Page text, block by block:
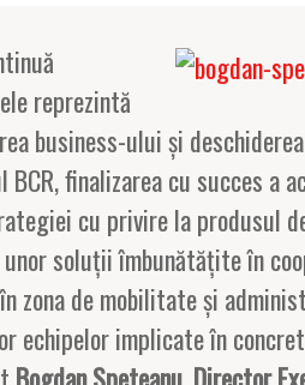
reprezintă
business-ului și
BCR, finalizarea cu succes a
cu privire la produsul
soluții îmbunătățite în
zona de mobilitate și
echipelor implicate în